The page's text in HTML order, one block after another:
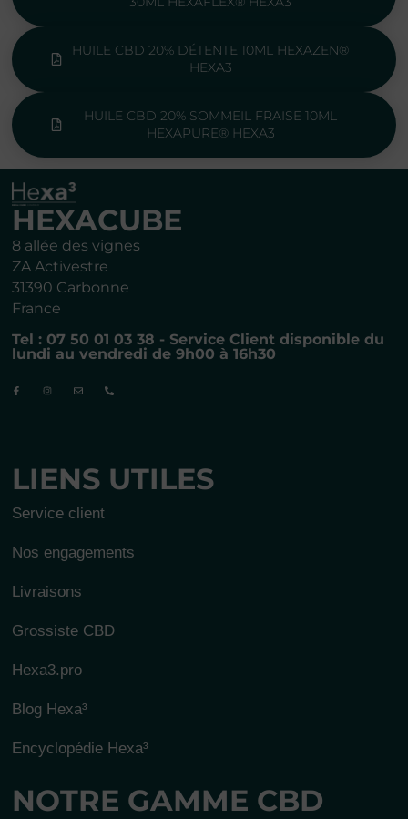
HUILE CBD 20% DÉTENTE 10ML HEXAZEN®
HEXA3
HUILE CBD 20% SOMMEIL FRAISE 10ML
HEXAPURE® HEXA3
HEXACUBE
8 allée des vignes
ZA Activestre
31390 Carbonne
France
Tel : 07 50 01 03 38 - Service Client disponible du
lundi au vendredi de 9h00 à 16h30
LIENS UTILES
Service client
Nos engagements
Livraisons
Grossiste CBD
Hexa3.pro
Blog Hexa³
Encyclopédie Hexa³
NOTRE GAMME CBD